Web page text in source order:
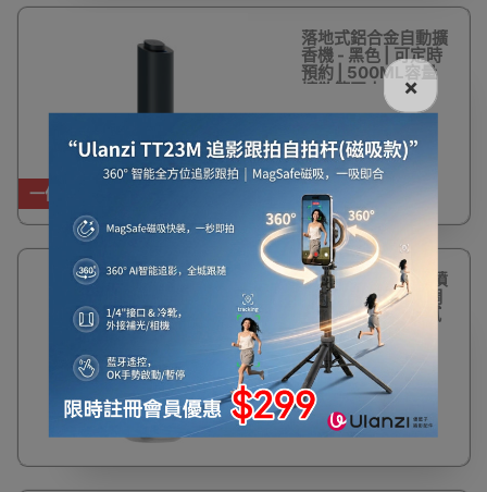
一件免運費
落地式鋁合金自動擴
香機 - 黑色 | 可定時
預約 | 500ML容量
擴散範圍大
$1,228
免打孔壁掛式自動噴
香機 - 白色 | 多檔調
節 | 超長續航 | 細膩
霧化
$65
×